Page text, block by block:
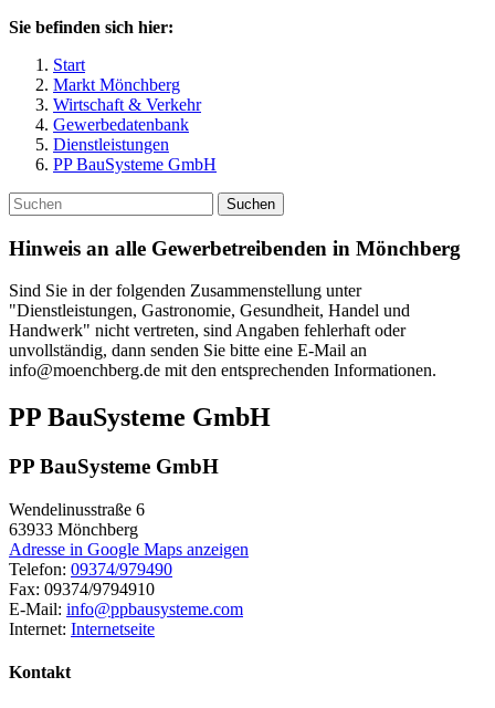
Sie befinden sich hier:
Start
Markt Mönchberg
Wirtschaft & Verkehr
Gewerbedatenbank
Dienstleistungen
PP BauSysteme GmbH
Suchen
Hinweis an alle Gewerbetreibenden in Mönchberg
Sind Sie in der folgenden Zusammenstellung unter
"Dienstleistungen, Gastronomie, Gesundheit, Handel und
Handwerk" nicht vertreten, sind Angaben fehlerhaft oder
unvollständig, dann senden Sie bitte eine E-Mail an
info@moenchberg.de mit den entsprechenden Informationen.
PP BauSysteme GmbH
PP BauSysteme GmbH
Wendelinusstraße 6
63933 Mönchberg
Adresse in Google Maps anzeigen
Telefon: 09374/979490
Fax: 09374/9794910
E-Mail: info@ppbausysteme.com
Internet: Internetseite
Kontakt